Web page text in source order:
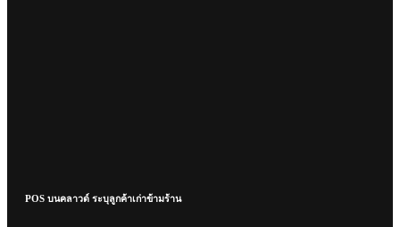
POS บนคลาวด์ ระบุลูกค้าเก่าข้ามร้าน